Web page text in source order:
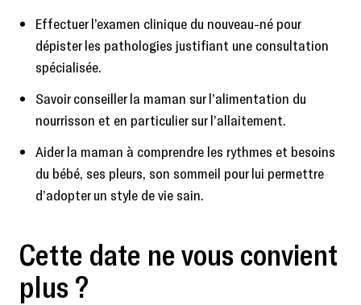
Cette date ne vous convient
plus ?
Effectuer l’examen clinique du nouveau-né pour
dépister les pathologies justifiant une consultation
spécialisée.
Savoir conseiller la maman sur l’alimentation du
nourrisson et en particulier sur l’allaitement.
Aider la maman à comprendre les rythmes et besoins
du bébé, ses pleurs, son sommeil pour lui permettre
d’adopter un style de vie sain.